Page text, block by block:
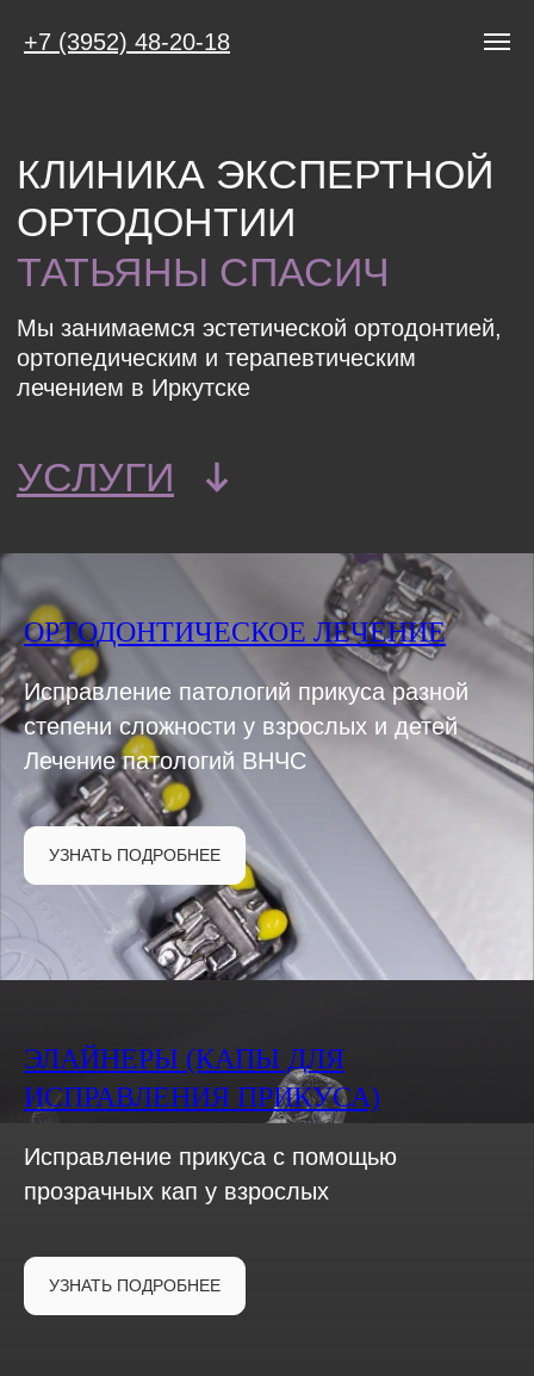
+7 (3952) 48-20-18
ОРТОДОНТИИ
ТАТЬЯНЫ СПАСИЧ
Мы занимаемся эстетической ортодонтией,
ортопедическим и терапевтическим
лечением в Иркутске
УСЛУГИ
ОРТОДОНТИЧЕСКОЕ ЛЕЧЕНИЕ
Исправление патологий прикуса разной
степени сложности у взрослых и детей
Лечение патологий ВНЧС
УЗНАТЬ ПОДРОБНЕЕ
ЭЛАЙНЕРЫ (КАПЫ ДЛЯ
ИСПРАВЛЕНИЯ ПРИКУСА)
Исправление прикуса с помощью
прозрачных кап у взрослых
УЗНАТЬ ПОДРОБНЕЕ